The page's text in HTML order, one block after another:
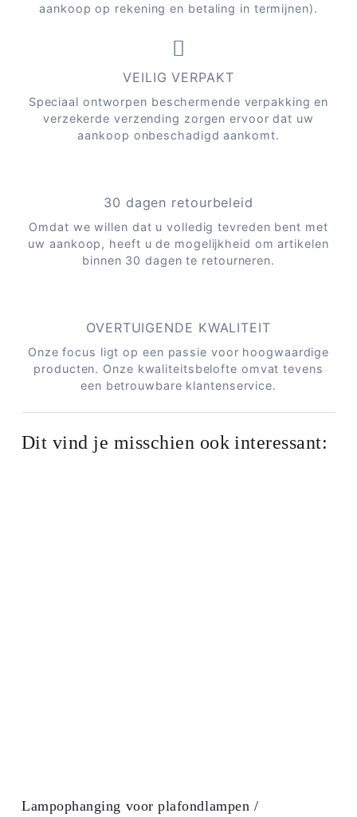
aankoop op rekening en betaling in termijnen).
VEILIG VERPAKT
Speciaal ontworpen beschermende verpakking en
verzekerde verzending zorgen ervoor dat uw
aankoop onbeschadigd aankomt.
30 dagen retourbeleid
Omdat we willen dat u volledig tevreden bent met
uw aankoop, heeft u de mogelijkheid om artikelen
binnen 30 dagen te retourneren.
OVERTUIGENDE KWALITEIT
Onze focus ligt op een passie voor hoogwaardige
producten. Onze kwaliteitsbelofte omvat tevens
een betrouwbare klantenservice.
Dit vind je misschien ook interessant:
Lampophanging voor plafondlampen /